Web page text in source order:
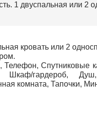
1 двуспальная или 2
кровать или 2
Телефон, Спутниковые
Шкаф/гардероб,
комната, Тапочки,